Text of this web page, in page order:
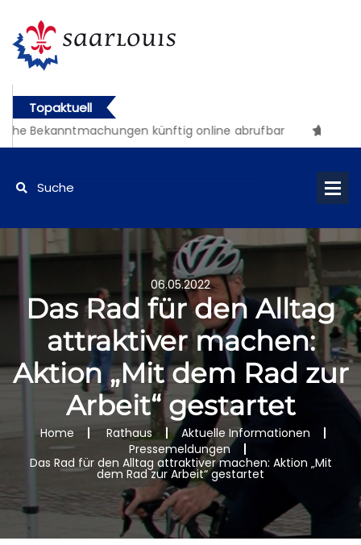
Topaktuell
Bekanntmachungen künftig online abrufbar
06.05.2022
Das Rad für den Alltag
attraktiver machen:
Aktion „Mit dem Rad zur
Arbeit“ gestartet
Home Rathaus
Aktuelle Informationen
Pressemeldungen
Das Rad für den Alltag attraktiver machen: Aktion „Mit
dem Rad zur Arbeit“ gestartet